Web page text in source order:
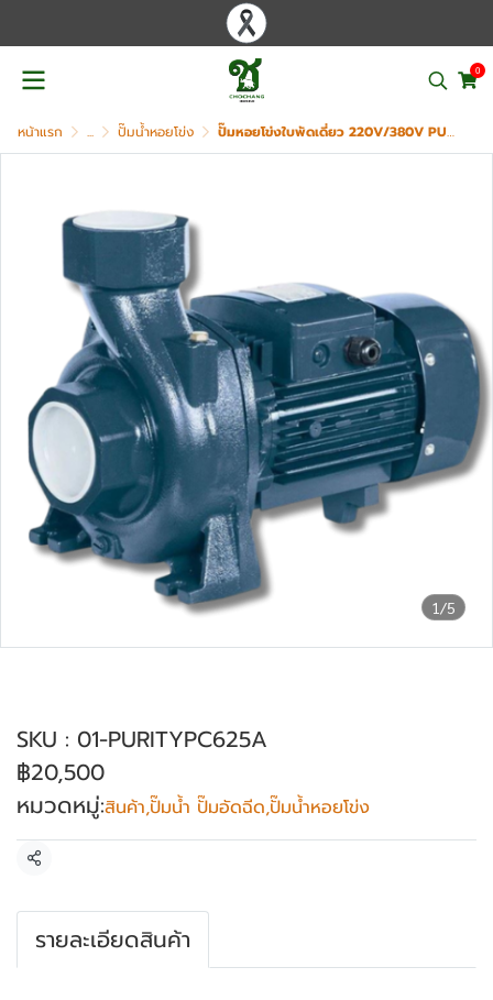
0
หน้าแรก ... ปั๊มน้ำหอยโข่ง ปั๊มหอยโข่งใบพัดเดี่ยว 220V/380V PURITY รุ่น PC625A
1/5
SKU : 01-PURITYPC625A
฿20,500
หมวดหมู่:สินค้า,ปั๊มน้ำ ปั๊มอัดฉีด,ปั๊มน้ำหอยโข่ง
แชร์
รายละเอียดสินค้า